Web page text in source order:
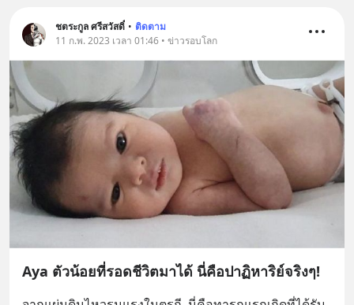
ชตระกูล ศรีสวัสดิ์ • ติดตาม
11 ก.พ. 2023 เวลา 01:46 • ข่าวรอบโลก
Aya ตัวน้อยที่รอดชีวิตมาได้ นี่คือปาฏิหาริย์จริงๆ!